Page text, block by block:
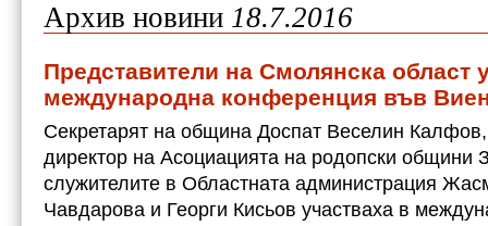
Архив новини 18.7.2016
Представители на Смолянска област
международна конференция във
Секретарят на община Доспат Веселин
директор на Асоциацията на родопски общини
служителите в Областната администрация
Чавдарова и Георги Кисьов участваха в